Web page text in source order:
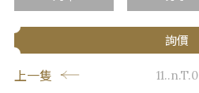
詢價
上一隻 11..n.T.0